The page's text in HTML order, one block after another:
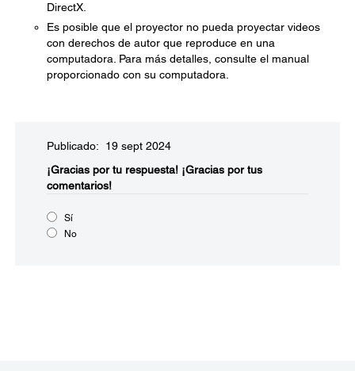
DirectX.
Es posible que el proyector no pueda proyectar videos
con derechos de autor que reproduce en una
computadora. Para más detalles, consulte el manual
proporcionado con su computadora.
Publicado: 19 sept 2024
¡Gracias por tu respuesta! ¡Gracias por tus
comentarios!
Sí
No